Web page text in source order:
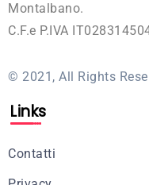
Montalbano.
C.F.e P.IVA
© 2021, All Rights
Links
Contatti